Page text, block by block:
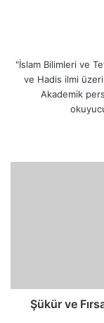
"İslam Bilimleri ve
ve Hadis ilmi
Akademik
Şükür ve